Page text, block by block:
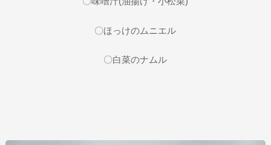
〇ほっけのムニエル
〇白菜のナムル